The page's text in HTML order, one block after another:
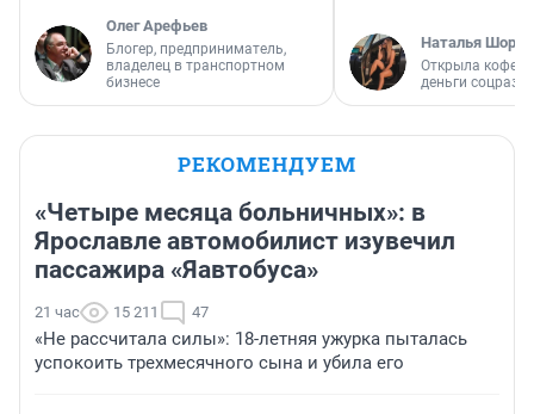
Олег Арефьев
Блогер, предприниматель,
владелец в транспортном
бизнесе
Наталья
Открыла
деньги
РЕКОМЕНДУЕМ
«Четыре месяца больничных»: в
Ярославле автомобилист изувечил
пассажира «Яавтобуса»
21 час 15 211 47
«Не рассчитала силы»: 18-летняя ужурка пыталась
успокоить трехмесячного сына и убила его